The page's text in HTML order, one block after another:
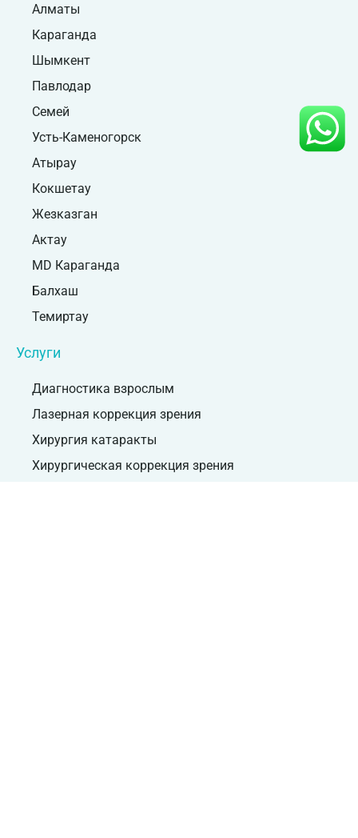
Алматы
Караганда
Шымкент
Павлодар
Семей
Усть-Каменогорск
Атырау
Кокшетау
Жезказган
Актау
MD Караганда
Балхаш
Темиртау
Услуги
Диагностика взрослым
Лазерная коррекция зрения
Хирургия катаракты
Хирургическая коррекция зрения